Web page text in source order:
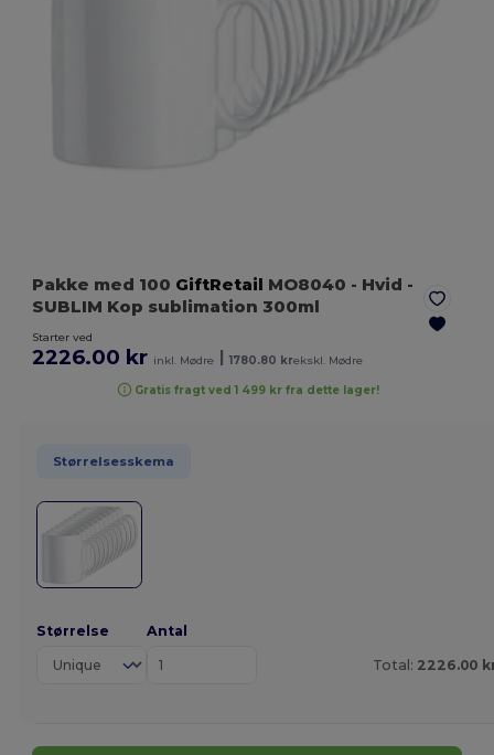
Pakke med 100 GiftRetail MO8040 - Hvid -
SUBLIM Kop sublimation 300ml
Starter ved
2226.00 kr inkl. Mødre 1780.80 krekskl. Mødre
Gratis fragt ved 1 499 kr fra dette lager!
Størrelsesskema
Størrelse Antal
Total: 2226.00